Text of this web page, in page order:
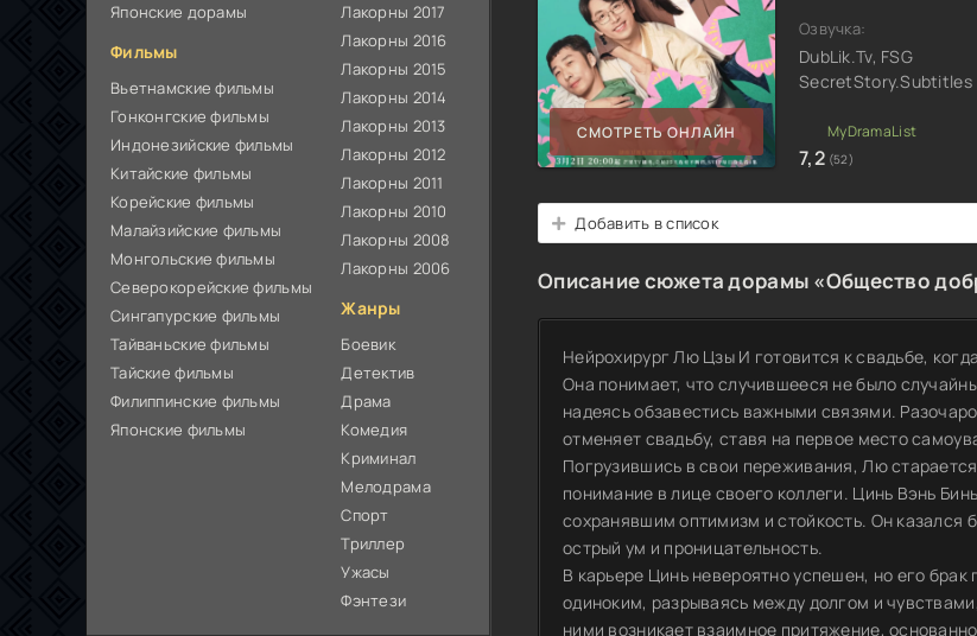
Японские дорамы
Фильмы
Вьетнамские фильмы
Гонконгские фильмы
Индонезийские фильмы
Китайские фильмы
Корейские фильмы
Малайзийские фильмы
Монгольские фильмы
Северокорейские фильмы
Сингапурские фильмы
Тайваньские фильмы
Тайские фильмы
Филиппинские фильмы
Японские фильмы
Лакорны 2017
Лакорны 2016
Лакорны 2015
Лакорны 2014
Лакорны 2013
Лакорны 2012
Лакорны 2011
Лакорны 2010
Лакорны 2008
Лакорны 2006
Жанры
Боевик
Детектив
Драма
Комедия
Криминал
Мелодрама
Спорт
Триллер
Ужасы
Фэнтези
СМОТРЕТЬ ОНЛАЙН
Озвучка:
DubLik.Tv, FSG
SecretStory.Subtitles
7,2 (52)
Добавить в список
Описание сюжета дорамы «Общество
Нейрохирург Лю Цзы И готовится к свадьбе,
Она понимает, что случившееся не было
надеясь обзавестись важными связями.
отменяет свадьбу, ставя на первое место
Погрузившись в свои переживания, Лю
понимание в лице своего коллеги. Цинь Вэнь
сохранявшим оптимизм и стойкость. Он казался
острый ум и проницательность.
В карьере Цинь невероятно успешен, но его
одиноким, разрываясь между долгом и
ними возникает взаимное притяжение,